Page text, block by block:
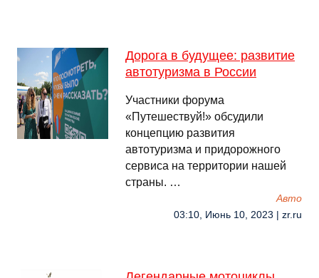
Дорога в будущее: развитие
автотуризма в России
Участники форума
«Путешествуй!» обсудили
концепцию развития
автотуризма и придорожного
сервиса на территории нашей
страны. …
Авто
03:10, Июнь 10, 2023 | zr.ru